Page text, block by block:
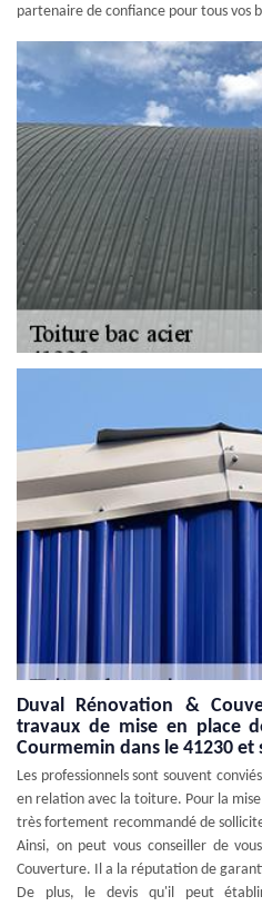
partenaire de confiance pour tous vos
Duval Rénovation &
travaux de mise en place
Courmemin dans le 41230 et
Les professionnels sont souvent
en relation avec la toiture. Pour la
très fortement recommandé de
Ainsi, on peut vous conseiller de
Couverture. Il a la réputation de
De plus, le devis qu'il peut